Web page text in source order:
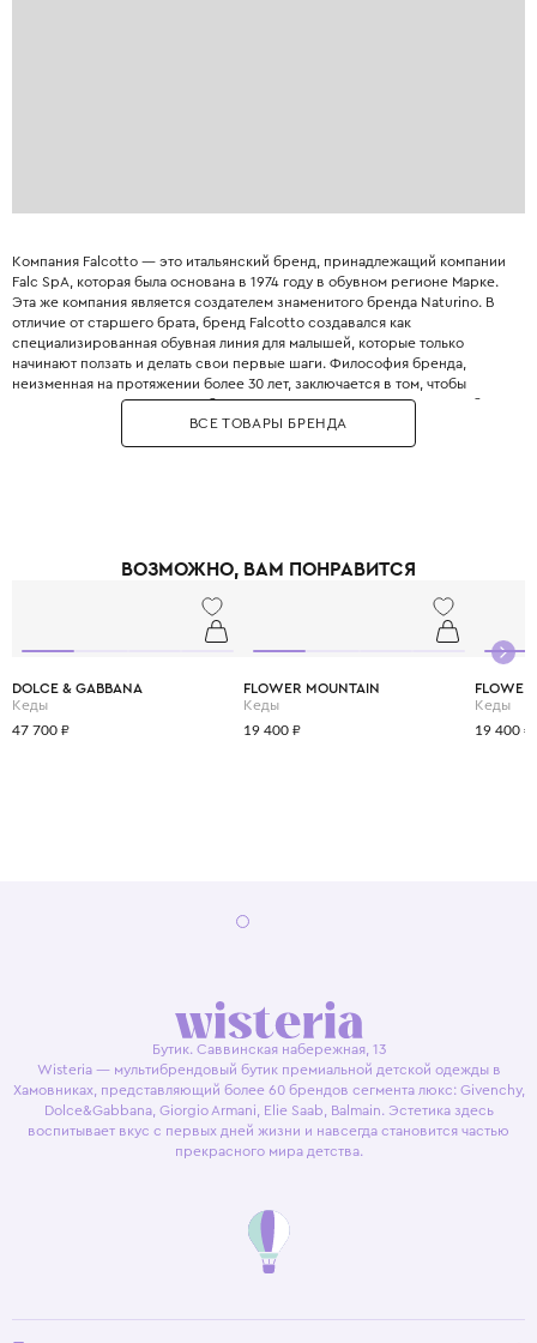
Компания Falcotto — это итальянский бренд, принадлежащий компании
Falc SpA, которая была основана в 1974 году в обувном регионе Марке.
Эта же компания является создателем знаменитого бренда Naturino. В
отличие от старшего брата, бренд Falcotto создавался как
специализированная обувная линия для малышей, которые только
начинают ползать и делать свои первые шаги. Философия бренда,
неизменная на протяжении более 30 лет, заключается в том, чтобы
«сопровождать развитие ребенка с его первых шагов». При разработке
моделей производитель опирается на рекомендации детских врачей-
ортопедов и педиатров. Обувь Falcotto отличается исключительной
Важно, что обувь Falcotto производится исключительно в размерном
маленьких ножек. При этом инновационные технологии и анатомическая
конструкция сочетаются с ярким дизайном и следованием модным
трендам. Мягкая кожа, легкая подошва и удобные застежки-липучки
делают каждую прогулку комфортной и приятной для ребенка. Выбирая
обувь Falcotto, вы дарите своему малышу не просто красивую вещь, а
заботу о здоровье его ножек и свободу для его первых открытий.
ВСЕ ТОВАРЫ БРЕНДА
ВОЗМОЖНО, ВАМ ПОНРАВИТСЯ
DOLCE & GABBANA
Кеды
47 700 ₽
FLOWER MOUNTAIN
Кеды
19 400 ₽
Кеды
19 400 ₽
Бутик. Саввинская набережная, 13
Wisteria — мультибрендовый бутик премиальной детской одежды в
Хамовниках, представляющий более 60 брендов сегмента люкс: Givenchy,
Dolce&Gabbana, Giorgio Armani, Elie Saab, Balmain. Эстетика здесь
воспитывает вкус с первых дней жизни и навсегда становится частью
прекрасного мира детства.